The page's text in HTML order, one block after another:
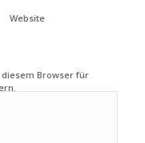
Website
diesem Browser für